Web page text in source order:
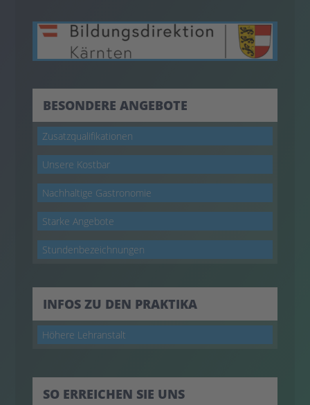
BESONDERE ANGEBOTE
Zusatzqualifikationen
Unsere Kostbar
Nachhaltige Gastronomie
Starke Angebote
Stundenbezeichnungen
INFOS ZU DEN PRAKTIKA
Höhere Lehranstalt
SO ERREICHEN SIE UNS